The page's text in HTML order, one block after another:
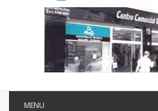
MENU